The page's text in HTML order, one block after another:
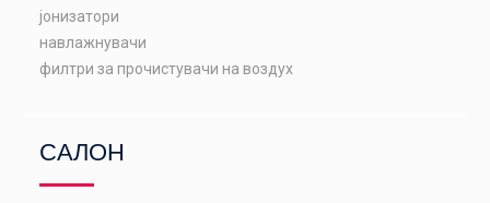
јонизатори
навлажнувачи
филтри за прочистувачи на воздух
САЛОН